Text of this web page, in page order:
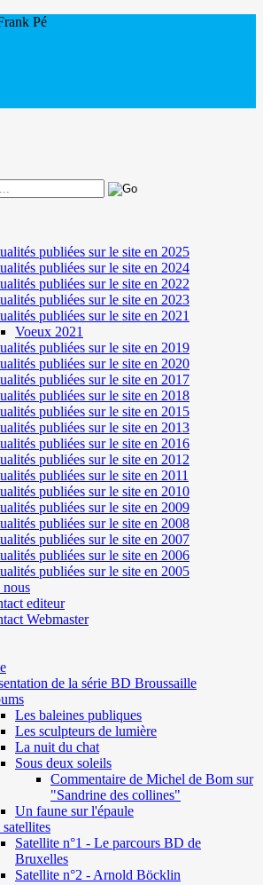
Pé
publiées sur le site en 2025
publiées sur le site en 2024
publiées sur le site en 2022
publiées sur le site en 2023
publiées sur le site en 2021
Voeux 2021
publiées sur le site en 2019
publiées sur le site en 2020
publiées sur le site en 2017
publiées sur le site en 2018
publiées sur le site en 2015
publiées sur le site en 2013
publiées sur le site en 2016
publiées sur le site en 2012
publiées sur le site en 2011
publiées sur le site en 2010
publiées sur le site en 2009
publiées sur le site en 2008
publiées sur le site en 2007
publiées sur le site en 2006
publiées sur le site en 2005
nous
editeur
Webmaster
de la série BD Broussaille
Les baleines publiques
Les sculpteurs de lumière
La nuit du chat
Sous deux soleils
Commentaire de Michel de Bom sur
"Sandrine des collines"
Un faune sur l'épaule
satellites
Satellite n°1 - Le parcours BD de
Bruxelles
Satellite n°2 - Arnold Böcklin